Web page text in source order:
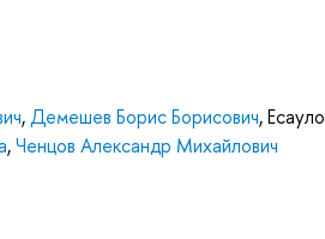
,Демешев Борис Борисович,
,Ченцов Александр Михайлович